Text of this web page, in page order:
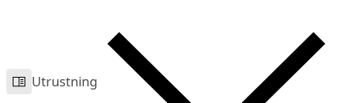
Utrustning